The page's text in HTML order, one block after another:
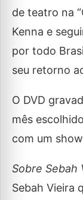
de teatro na
Kenna e
por todo
seu retorno
O DVD
mês
com um
Sobre Sebah
Sebah Vieira